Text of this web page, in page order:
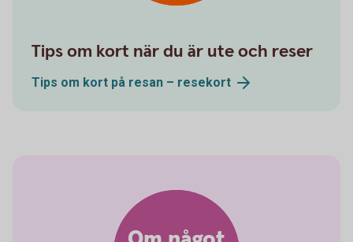
Tips om kort när du är ute och reser
Tips om kort på resan – resekort